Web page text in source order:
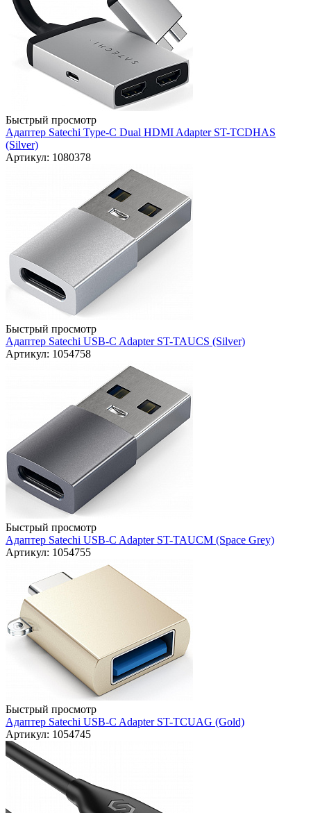
Быстрый просмотр
Адаптер Satechi Type-C Dual HDMI Adapter ST-TCDHAS
(Silver)
Артикул: 1080378
Быстрый просмотр
Адаптер Satechi USB-C Adapter ST-TAUCS (Silver)
Артикул: 1054758
Быстрый просмотр
Адаптер Satechi USB-C Adapter ST-TAUCM (Space Grey)
Артикул: 1054755
Быстрый просмотр
Адаптер Satechi USB-C Adapter ST-TCUAG (Gold)
Артикул: 1054745